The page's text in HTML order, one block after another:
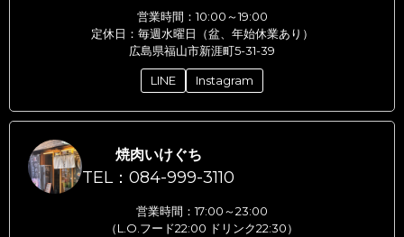
営業時間：10:00～19:00
定休日：毎週水曜日（盆、年始休業あり）
広島県福山市新涯町5-31-39
LINE Instagram
焼肉いけぐち
TEL：084-999-3110
営業時間：17:00～23:00
（L.O.フード22:00 ドリンク22:30）